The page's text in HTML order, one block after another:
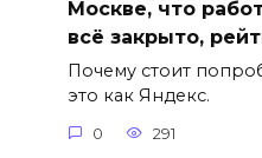
Москве, что
всё закрыто,
Почему стоит
это как Яндекс.
0 291